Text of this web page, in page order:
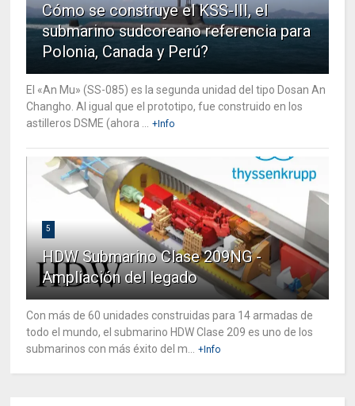
Cómo se construye el KSS-III, el
submarino sudcoreano referencia para
Polonia, Canada y Perú?
El «An Mu» (SS-085) es la segunda unidad del tipo Dosan An
Changho. Al igual que el prototipo, fue construido en los
astilleros DSME (ahora ...
+Info
5
HDW Submarino Clase 209NG -
Ampliación del legado
Con más de 60 unidades construidas para 14 armadas de
todo el mundo, el submarino HDW Clase 209 es uno de los
submarinos con más éxito del m...
+Info